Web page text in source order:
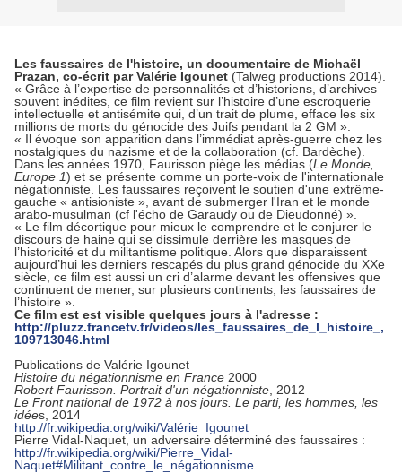
Les faussaires de l'histoire, un documentaire de Michaël
Prazan, co-écrit par Valérie Igounet (Talweg productions 2014).
« Grâce à l’expertise de personnalités et d’historiens, d’archives
souvent inédites, ce film revient sur l’histoire d’une escroquerie
intellectuelle et antisémite qui, d’un trait de plume, efface les six
millions de morts du génocide des Juifs pendant la 2 GM ».
« Il évoque son apparition dans l’immédiat après-guerre chez les
nostalgiques du nazisme et de la collaboration (cf. Bardèche).
Dans les années 1970, Faurisson piège les médias (Le Monde,
Europe 1) et se présente comme un porte-voix de l'internationale
négationniste. Les faussaires reçoivent le soutien d'une extrême-
gauche « antisioniste », avant de submerger l'Iran et le monde
arabo-musulman (cf l'écho de Garaudy ou de Dieudonné) ».
« Le film décortique pour mieux le comprendre et le conjurer le
discours de haine qui se dissimule derrière les masques de
l’historicité et du militantisme politique. Alors que disparaissent
aujourd’hui les derniers rescapés du plus grand génocide du XXe
siècle, ce film est aussi un cri d’alarme devant les offensives que
continuent de mener, sur plusieurs continents, les faussaires de
l’histoire ».
Ce film est est visible quelques jours à l'adresse :
http://pluzz.francetv.fr/videos/les_faussaires_de_l_histoire_,
109713046.html
Publications de Valérie Igounet
Histoire du négationnisme en France 2000
Robert Faurisson. Portrait d'un négationniste , 2012
Le Front national de 1972 à nos jours. Le parti, les hommes, les
idées, 2014
http://fr.wikipedia.org/wiki/Valérie_Igounet
Pierre Vidal-Naquet, un adversaire déterminé des faussaires :
http://fr.wikipedia.org/wiki/Pierre_Vidal-
Naquet#Militant_contre_le_négationnisme